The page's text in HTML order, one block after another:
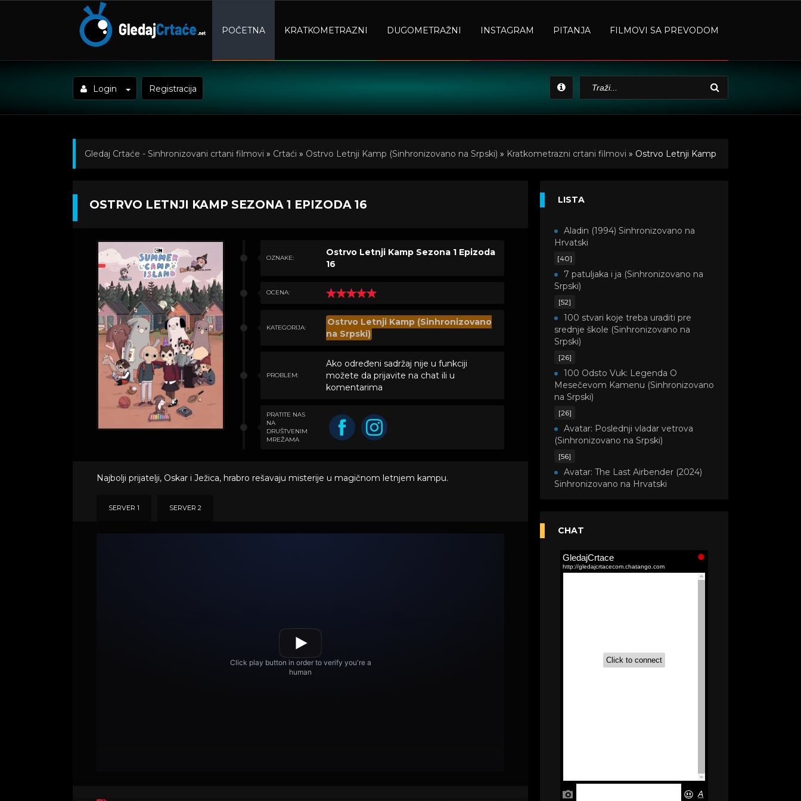
POČETNA KRATKOMETRAZNI DUGOMETRAŽNI INSTAGRAM PITANJA FILMOVI SA PREVODOM
Login Registracija
Gledaj Crtaće - Sinhronizovani crtani filmovi » Crtaći » Ostrvo Letnji Kamp (Sinhronizovano na Srpski) » Kratkometrazni crtani filmovi » Ostrvo Letnji Kamp
OSTRVO LETNJI KAMP SEZONA 1 EPIZODA 16
OZNAKE:
Ostrvo Letnji Kamp Sezona 1 Epizoda
16
OCENA:
KATEGORIJA:
Ostrvo Letnji Kamp (Sinhronizovano
na Srpski)
PROBLEM:
Ako određeni sadržaj nije u funkciji
možete da prijavite na chat ili u
komentarima
PRATITE NAS
NA
DRUŠTVENIM
MREŽAMA
Najbolji prijatelji, Oskar i Ježica, hrabro rešavaju misterije u magičnom letnjem kampu.
SERVER 1 SERVER 2
LISTA
Aladin (1994) Sinhronizovano na
Hrvatski
[40]
7 patuljaka i ja (Sinhronizovano na
Srpski)
[52]
100 stvari koje treba uraditi pre
srednje škole (Sinhronizovano na
Srpski)
[26]
100 Odsto Vuk: Legenda O
Mesečevom Kamenu (Sinhronizovano
na Srpski)
[26]
Avatar: Poslednji vladar vetrova
(Sinhronizovano na Srpski)
[56]
Avatar: The Last Airbender (2024)
Sinhronizovano na Hrvatski
(Sinhronizovano na Srpski)
Akademija čarolija (Wits Academy)
Sinhronizovano na Srpski
Tunes,2020) Sinhronizovano na Srpski
Okura (Sinhronizovano na Srpski)
CHAT